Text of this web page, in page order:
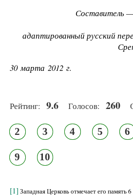
Составитель
адаптированный русский
30 марта 2012 г.
Рейтинг: 9.6 Голосов: 260
2 3 4 5 6
9 10
[1] Западная Церковь отмечает его память